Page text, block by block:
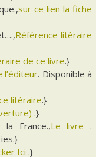
sur ce lien la fiche
Référence litéraire
de ce livre.}
l’éditeur. Disponible à
litéraire.}
.}
France.,Le livre .
Ici .}